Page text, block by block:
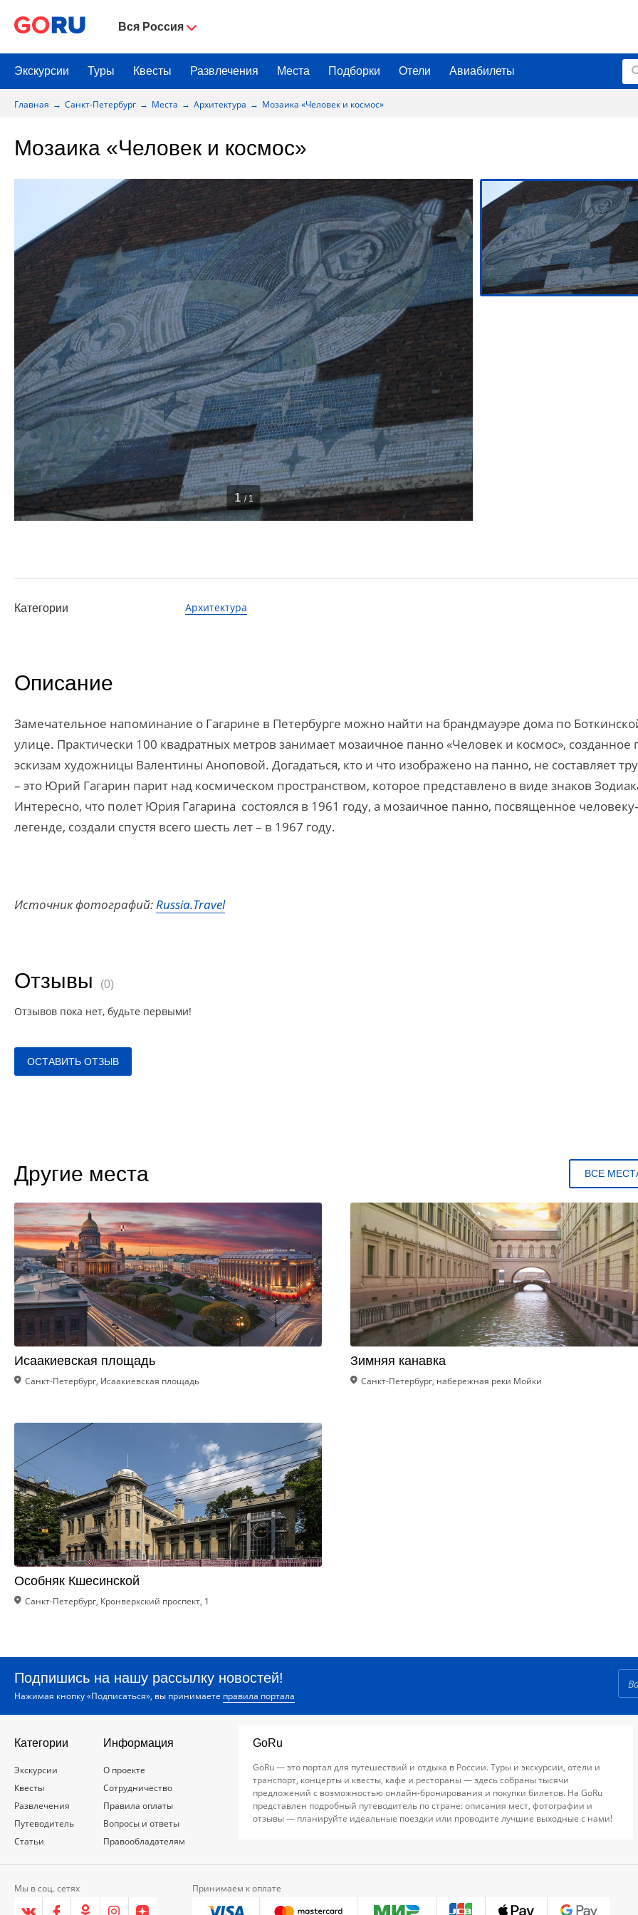
Вся Россия
Экскурсии Туры Квесты Развлечения Места Подборки Отели Авиабилеты
Главная Санкт-Петербург Места Архитектура Мозаика «Человек и космос»
Мозаика «Человек и космос»
1 / 1
Категории Архитектура
Описание
Замечательное напоминание о Гагарине в Петербурге можно найти на брандмауэре дома по
улице. Практически 100 квадратных метров занимает мозаичное панно «Человек и космос», созданное
эскизам художницы Валентины Аноповой. Догадаться, кто и что изображено на панно, не составляет
– это Юрий Гагарин парит над космическом пространством, которое представлено в виде знаков
Интересно, что полет Юрия Гагарина состоялся в 1961 году, а мозаичное панно, посвященное человеку-
легенде, создали спустя всего шесть лет – в 1967 году.
Источник фотографий:Russia.Travel
Отзывы (0)
Отзывов пока нет, будьте первыми!
ОСТАВИТЬ ОТЗЫВ
Другие места ВСЕ
Исаакиевская площадь
Санкт-Петербург, Исаакиевская площадь
Зимняя канавка
Санкт-Петербург, набережная реки Мойки
Особняк Кшесинской
Санкт-Петербург, Кронверкский проспект, 1
Подпишись на нашу рассылку новостей!
Нажимая кнопку «Подписаться», вы принимаете правила портала
Категории
Экскурсии
Квесты
Развлечения
Путеводитель
Статьи
Информация
О проекте
Сотрудничество
Правила оплаты
Вопросы и ответы
Правообладателям
GoRu
GoRu — это портал для путешествий и отдыха в России. Туры и экскурсии, отели и
транспорт, концерты и квесты, кафе и рестораны — здесь собраны тысячи
предложений с возможностью онлайн-бронирования и покупки билетов. На GoRu
представлен подробный путеводитель по стране: описания мест, фотографии и
отзывы — планируйте идеальные поездки или проводите лучшие выходные с нами!
Мы в соц. сетях Принимаем к оплате